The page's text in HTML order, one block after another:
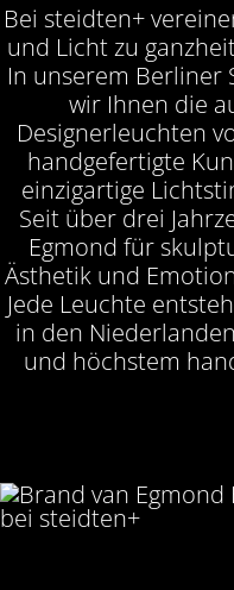
Bei steidten+
und Licht zu
In unserem Berliner
wir Ihnen die
Designerleuchten
handgefertigte
einzigartige
Seit über drei
Egmond für
Ästhetik und
Jede Leuchte
in den
und höchstem